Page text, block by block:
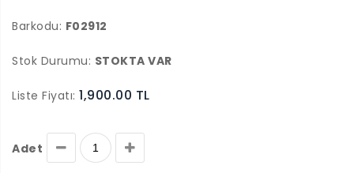
Barkodu: F02912
Stok Durumu: STOKTA VAR
Liste Fiyatı: 1,900.00 TL
Adet